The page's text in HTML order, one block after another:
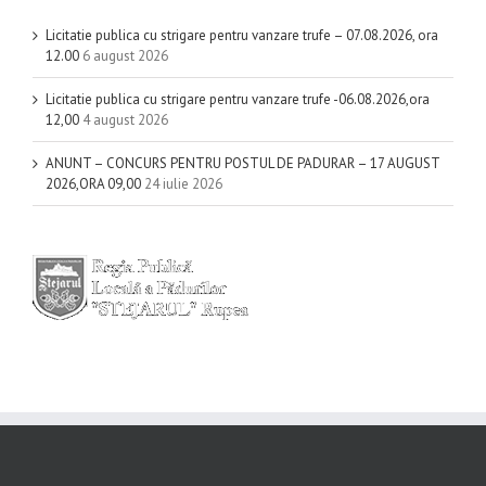
Licitatie publica cu strigare pentru vanzare trufe – 07.08.2026, ora
12.00 6 august 2026
Licitatie publica cu strigare pentru vanzare trufe -06.08.2026,ora
12,00 4 august 2026
ANUNT – CONCURS PENTRU POSTUL DE PADURAR – 17 AUGUST
2026,ORA 09,00 24 iulie 2026